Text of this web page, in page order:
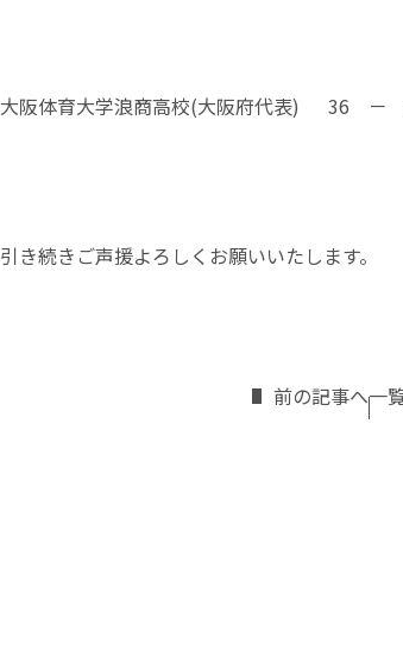
大阪体育大学浪商高校(大阪府代表) 36
引き続きご声援よろしくお願いいたします。
前の記事へ一